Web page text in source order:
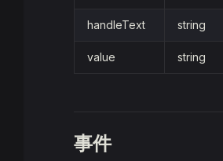
handleText string
value string
事件